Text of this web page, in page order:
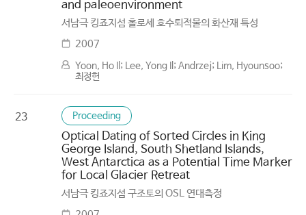
and paleoenvironment
서남극 킹죠지섬 홀로세 호수퇴적물의 화산재 특성
2007
Yoon, Ho Il; Lee, Yong Il; Andrzej; Lim, Hyounsoo;
최정헌
23 Proceeding
Optical Dating of Sorted Circles in King
George Island, South Shetland Islands,
West Antarctica as a Potential Time Marker
for Local Glacier Retreat
서남극 킹죠지섬 구조토의 OSL 연대측정